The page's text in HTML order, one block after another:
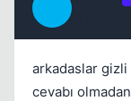
arkadaslar
cevabı